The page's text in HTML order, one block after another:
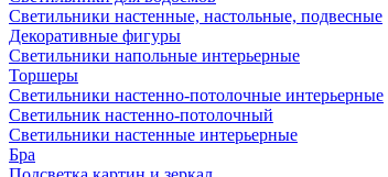
Светильники настенные, настольные, подвесные
Декоративные фигуры
Светильники напольные интерьерные
Торшеры
Светильники настенно-потолочные интерьерные
Светильник настенно-потолочный
Светильники настенные интерьерные
Бра